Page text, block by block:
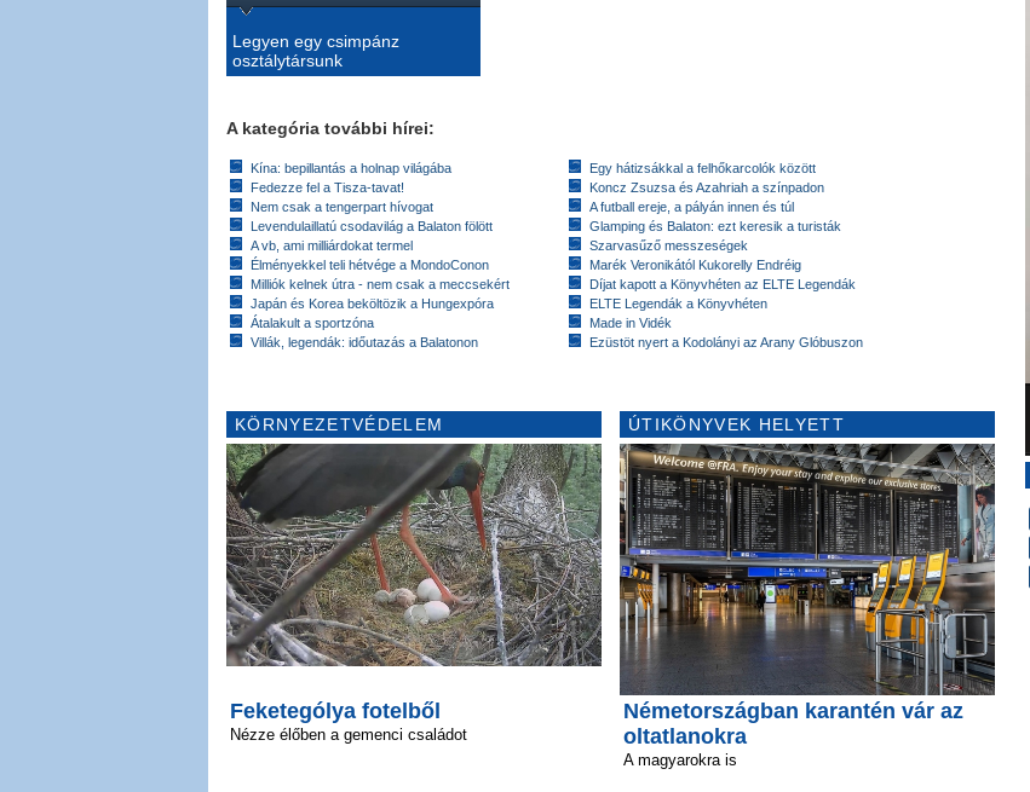
Legyen egy csimpánz
osztálytársunk
A kategória további hírei:
Kína: bepillantás a holnap világába
Fedezze fel a Tisza-tavat!
Nem csak a tengerpart hívogat
Levendulaillatú csodavilág a Balaton fölött
A vb, ami milliárdokat termel
Élményekkel teli hétvége a MondoConon
Milliók kelnek útra - nem csak a meccsekért
Japán és Korea beköltözik a Hungexpóra
Átalakult a sportzóna
Villák, legendák: időutazás a Balatonon
Egy hátizsákkal a felhőkarcolók között
Koncz Zsuzsa és Azahriah a színpadon
A futball ereje, a pályán innen és túl
Glamping és Balaton: ezt keresik a turisták
Szarvasűző messzeségek
Marék Veronikától Kukorelly Endréig
Díjat kapott a Könyvhéten az ELTE Legendák
ELTE Legendák a Könyvhéten
Made in Vidék
Ezüstöt nyert a Kodolányi az Arany Glóbuszon
KÖRNYEZETVÉDELEM
Feketególya fotelből
Nézze élőben a gemenci családot
ÚTIKÖNYVEK HELYETT
Németországban karantén vár az
oltatlanokra
A magyarokra is